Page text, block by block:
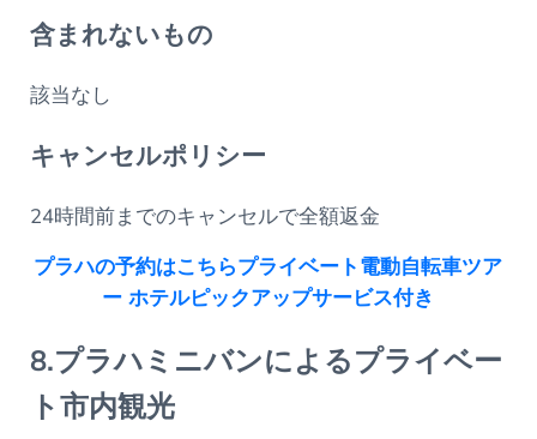
含まれないもの
該当なし
キャンセルポリシー
24時間前までのキャンセルで全額返金
プラハの予約はこちらプライベート電動自転車ツア
ー ホテルピックアップサービス付き
8.プラハミニバンによるプライベー
ト市内観光